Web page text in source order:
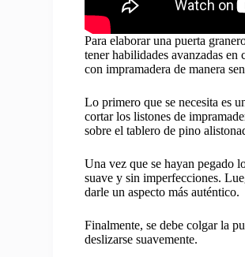
Para elaborar una puerta
tener habilidades avanzadas
con impramadera de manera
Lo primero que se necesita es
cortar los listones de
sobre el tablero de pino
Una vez que se hayan pegado
suave y sin imperfecciones.
darle un aspecto más auténtico.
Finalmente, se debe colgar la
deslizarse suavemente.